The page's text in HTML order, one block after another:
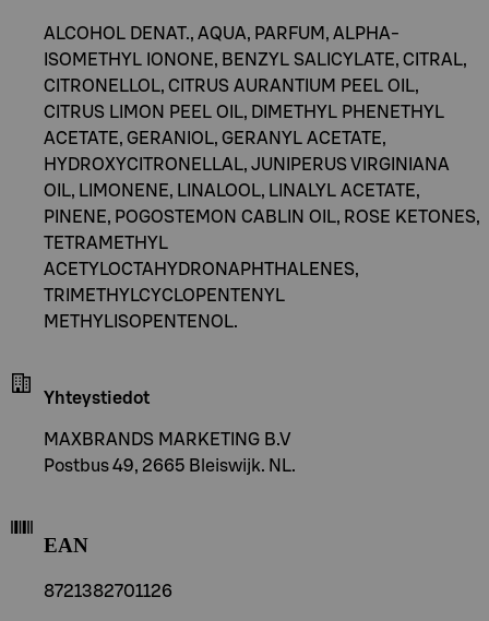
ALCOHOL DENAT., AQUA, PARFUM, ALPHA-
ISOMETHYL IONONE, BENZYL SALICYLATE, CITRAL,
CITRONELLOL, CITRUS AURANTIUM PEEL OIL,
CITRUS LIMON PEEL OIL, DIMETHYL PHENETHYL
ACETATE, GERANIOL, GERANYL ACETATE,
HYDROXYCITRONELLAL, JUNIPERUS VIRGINIANA
OIL, LIMONENE, LINALOOL, LINALYL ACETATE,
PINENE, POGOSTEMON CABLIN OIL, ROSE KETONES,
TETRAMETHYL
ACETYLOCTAHYDRONAPHTHALENES,
TRIMETHYLCYCLOPENTENYL
METHYLISOPENTENOL.
Yhteystiedot
MAXBRANDS MARKETING B.V
Postbus 49, 2665 Bleiswijk. NL.
EAN
8721382701126